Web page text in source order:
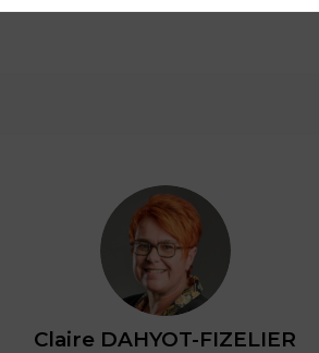
CD
Claire DAHYOT-FIZELIER